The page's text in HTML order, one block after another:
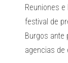
Reuniones
festival de
Burgos ante
agencias de